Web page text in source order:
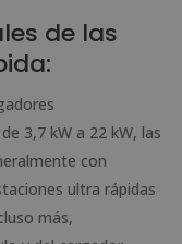
de las
3,7 kW a 22 kW, las
con
ultra rápidas
más,